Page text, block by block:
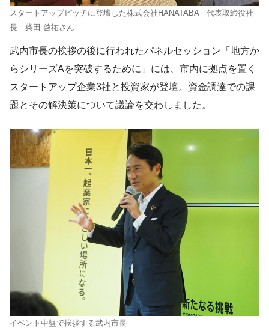
スタートアップピッチに登壇した株式会社HANATABA 代表取締役社
長 柴田 啓祐さん
武内市長の挨拶の後に行われたパネルセッション「地⽅か
らシリーズAを突破するために」には、市内に拠点を置く
スタートアップ企業3社と投資家が登壇。資金調達での課
題とその解決策について議論を交わしました。
イベント中盤で挨拶する武内市長